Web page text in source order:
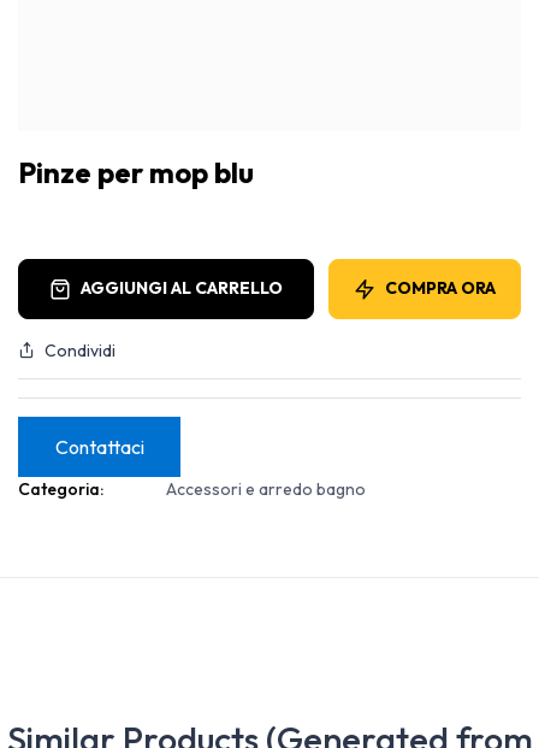
Pinze per mop blu
AGGIUNGI AL CARRELLO COMPRA ORA
Condividi
Contattaci
Categoria: Accessori e arredo bagno
Similar Products (Generated from